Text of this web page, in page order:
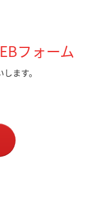
フォーム
ます。